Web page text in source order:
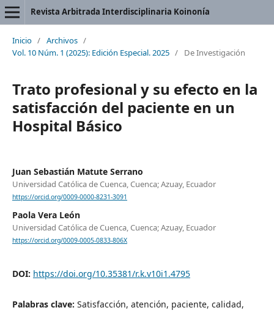
Revista Arbitrada Interdisciplinaria Koinonía
Inicio / Archivos /
Vol. 10 Núm. 1 (2025): Edición Especial. 2025 / De Investigación
Trato profesional y su efecto en la
satisfacción del paciente en un
Hospital Básico
Juan Sebastián Matute Serrano
Universidad Católica de Cuenca, Cuenca; Azuay, Ecuador
https://orcid.org/0009-0000-8231-3091
Paola Vera León
Universidad Católica de Cuenca, Cuenca; Azuay, Ecuador
https://orcid.org/0009-0005-0833-806X
DOI: https://doi.org/10.35381/r.k.v10i1.4795
Palabras clave: Satisfacción, atención, paciente, calidad,